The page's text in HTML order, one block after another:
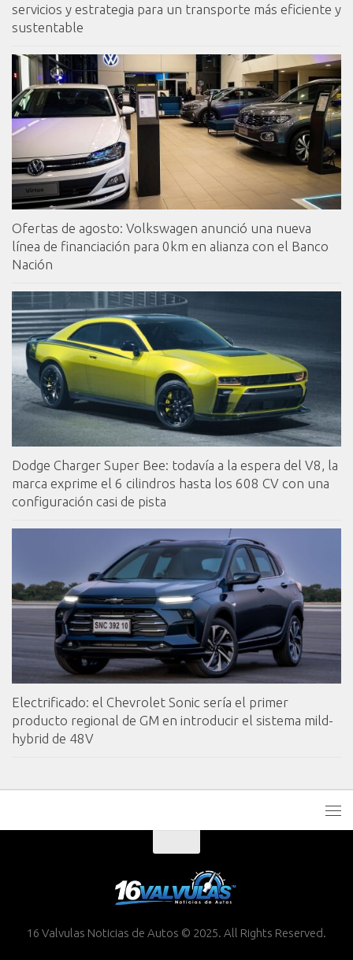
servicios y estrategia para un transporte más eficiente y
sustentable
Ofertas de agosto: Volkswagen anunció una nueva
línea de financiación para 0km en alianza con el Banco
Nación
Dodge Charger Super Bee: todavía a la espera del V8, la
marca exprime el 6 cilindros hasta los 608 CV con una
configuración casi de pista
Electrificado: el Chevrolet Sonic sería el primer
producto regional de GM en introducir el sistema mild-
hybrid de 48V
16 Valvulas Noticias de Autos © 2025. All Rights Reserved.